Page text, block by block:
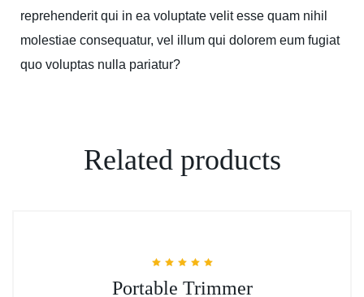
reprehenderit qui in ea voluptate velit esse quam nihil
molestiae consequatur, vel illum qui dolorem eum fugiat
quo voluptas nulla pariatur?
Related products
5.00
out of 5
Portable Trimmer